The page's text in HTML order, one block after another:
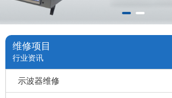
维修项目
行业资讯
示波器维修